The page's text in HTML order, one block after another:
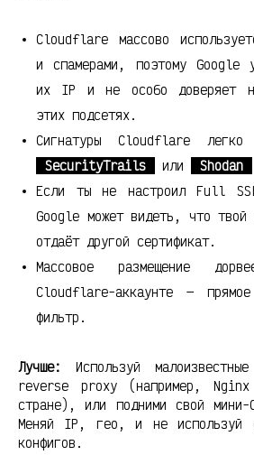
Cloudflare массово
и спамерами, поэтому Google
их IP и не особо доверяет
этих подсетях.
Сигнатуры Cloudflare легко
SecurityTrails
или Shodan
Если ты не настроил Full
Google может видеть, что твой
отдаёт другой сертификат.
Массовое размещение
Cloudflare-аккаунте —
фильтр.
Лучше:
Используй
reverse proxy (например,
стране), или подними свой мини-
Меняй IP, гео, и не используй
конфигов.